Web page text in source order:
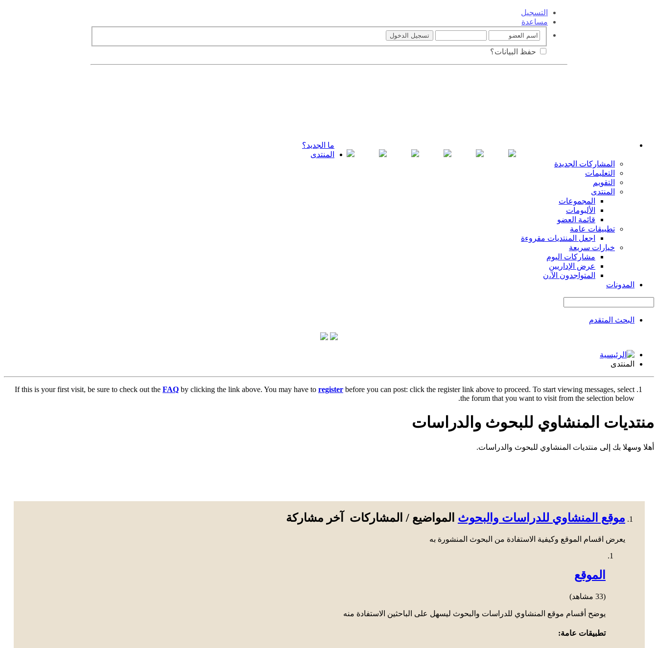
التسجيل
مساعدة
حفظ البيانات؟
ما الجديد؟
المنتدى
المشاركات الجديدة
التعليمات
التقويم
المنتدى
المجموعات
الألبومات
قائمة العضو
تطبيقات عامة
اجعل المنتديات مقروءة
خيارات سريعة
مشاركات اليوم
عرض الإداريين
المتواجدون الآ،ن
المدونات
البحث المتقدم
المنتدى
If this is your first visit, be sure to check out the FAQ by clicking the link above. You may have to register before you can post: click the register link above to proceed. To start viewing messages, select
the forum that you want to visit from the selection below.
منتديات المنشاوي للبحوث والدراسات
أهلا وسهلا بك إلى منتديات المنشاوي للبحوث والدراسات.
موقع المنشاوي للدراسات والبحوث المواضيع / المشاركات آخر مشاركة
يعرض اقسام الموقع وكيفية الاستفادة من البحوث المنشورة به
الموقع
(33 مشاهد)
يوضح أقسام موقع المنشاوي للدراسات والبحوث ليسهل على الباحثين الاستفادة منه
تطبيقات عامة: